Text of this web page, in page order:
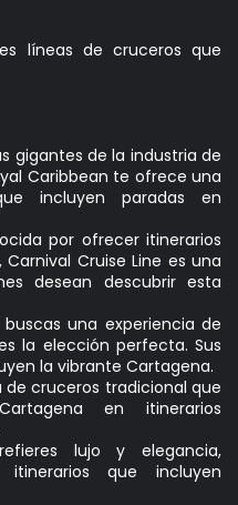
líneas de cruceros que
gigantes de la industria de
Caribbean te ofrece una
incluyen paradas en
por ofrecer itinerarios
Cruise Line es una
desean descubrir esta
una experiencia de
la elección perfecta. Sus
la vibrante Cartagena.
de cruceros tradicional que
en itinerarios
lujo y elegancia,
que incluyen